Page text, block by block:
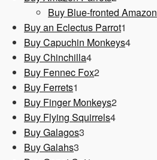
Produkte
Buy Blue-fronted Amazon
Buy an Eclectus Parrot1
Produkt
Buy Capuchin Monkeys44
Buy Chinchilla44
Produkte
Buy Fennec Fox22
Buy Ferrets1
Produkt
Buy Finger Monkeys22
Buy Flying Squirrels44
Buy Galagos3
Buy Galahs3